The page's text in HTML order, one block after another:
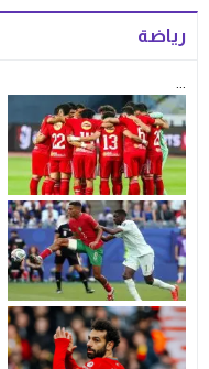
رياضة